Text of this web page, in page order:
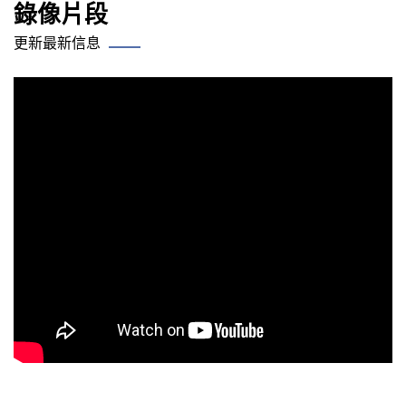
錄像片段
更新最新信息